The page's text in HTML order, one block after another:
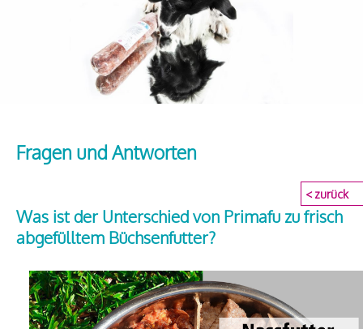
Fragen und Antworten
< zurück
Was ist der Unterschied von Primafu zu frisch
abgefülltem Büchsenfutter?